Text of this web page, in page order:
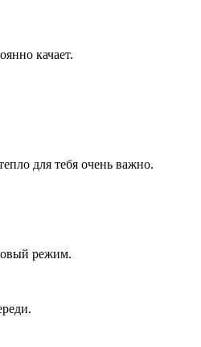
качает.
для тебя очень важно.
режим.